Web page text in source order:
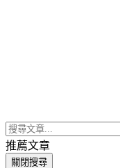
推薦文章
關閉搜尋